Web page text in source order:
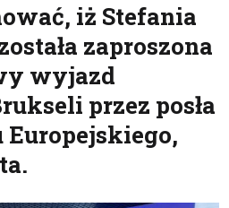
iż Stefania
zaproszona
wyjazd
przez posła
Europejskiego,